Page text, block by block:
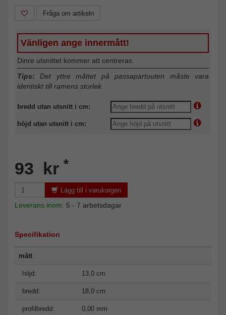
Fråga om artikeln
Vänligen ange innermått!
Dinre utsnittet kommer att centreras.
Tips: Det yttre måttet på passapartouten måste vara
identiskt till ramens storlek.
bredd utan utsnitt i cm:
höjd utan utsnitt i cm:
93 kr *
Lägg till i varukorgen
Leverans inom: 5 - 7 arbetsdagar
Specifikation
mått
höjd: 13,0 cm
bredd: 18,0 cm
profilbredd: 0,00 mm